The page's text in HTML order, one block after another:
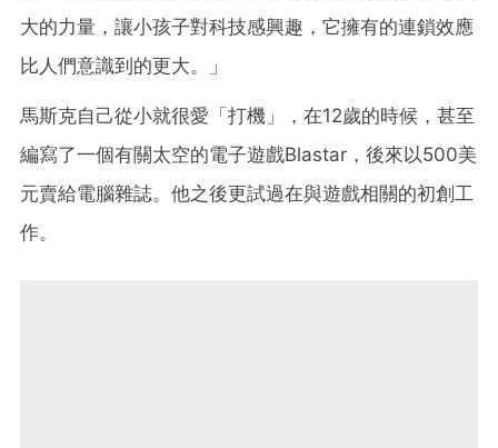
大的力量，讓小孩子對科技感興趣，它擁有的連鎖效應
比人們意識到的更大。」
馬斯克自己從小就很愛「打機」，在12歲的時候，甚至
編寫了一個有關太空的電子遊戲Blastar，後來以500美
元賣給電腦雜誌。他之後更試過在與遊戲相關的初創工
作。